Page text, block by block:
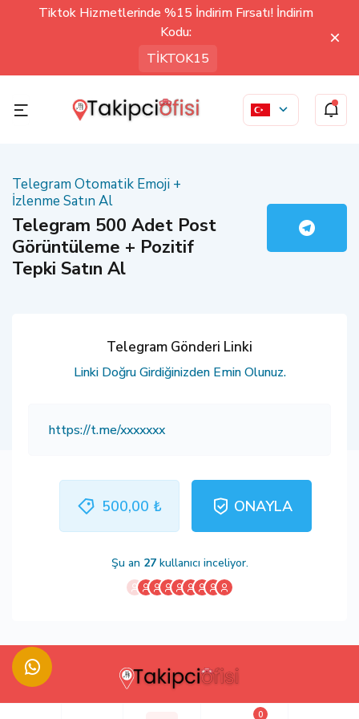
Tiktok Hizmetlerinde %15 İndirim Fırsatı! İndirim
Kodu:
TİKTOK15
0
Telegram Otomatik Emoji +
İzlenme Satın Al
Telegram 500 Adet Post
Görüntüleme + Pozitif
Tepki Satın Al
Telegram Gönderi Linki
Linki Doğru Girdiğinizden Emin Olunuz.
500,00 ₺ ONAYLA
Şu an 27kullanıcı inceliyor.